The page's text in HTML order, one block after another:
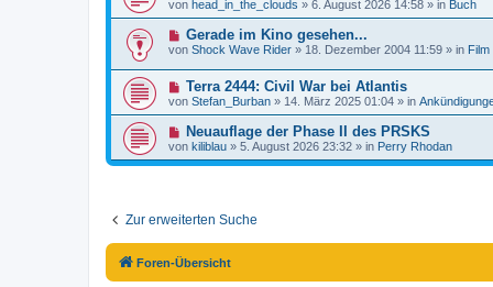
r
a
g
e
r
a
g
e
B
e
r
a
von head_in_the_clouds » 6. August 2026 14:58 » in Buch
N
e
e
B
e
r
a
Gerade im Kino gesehen...
von Shock Wave Rider » 18. Dezember 2004 11:59 » in Film
N
e
u
e
B
e
a
g
Terra 2444: Civil War bei Atlantis
von Stefan_Burban » 14. März 2025 01:04 » in
N
e
u
e
i
r
a
Neuauflage der Phase II des PRSKS
von kiliblau » 5. August 2026 23:32 » in Perry Rhodan
Zur erweiterten Suche
Foren-Übersicht